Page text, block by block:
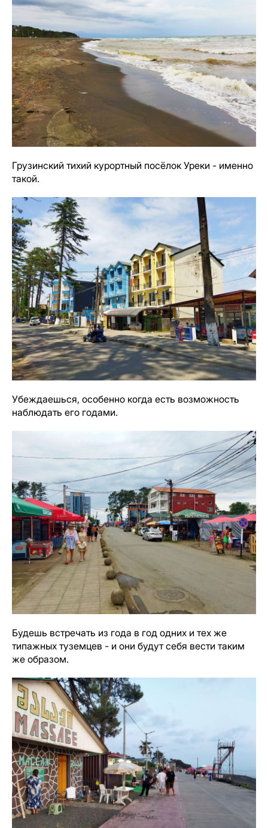
Грузинский тихий курортный посёлок Уреки - именно
такой.
Убеждаешься, особенно когда есть возможность
наблюдать его годами.
Будешь встречать из года в год одних и тех же
типажных туземцев - и они будут себя вести таким
же образом.